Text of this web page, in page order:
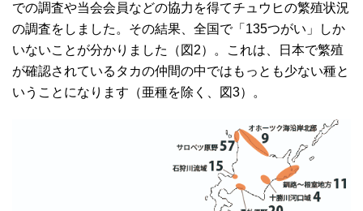
での調査や当会会員などの協力を得てチュウヒの繁殖状況
の調査をしました。その結果、全国で「135つがい」しか
いないことが分かりました（図2）。これは、日本で繁殖
が確認されているタカの仲間の中ではもっとも少ない種と
いうことになります（亜種を除く、図3）。